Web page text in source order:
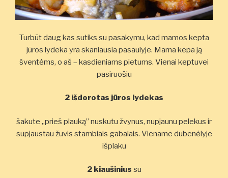
Turbūt daug kas sutiks su pasakymu, kad mamos kepta
jūros lydeka yra skaniausia pasaulyje. Mama kepa ją
šventėms, o aš – kasdieniams pietums. Vienai keptuvei
pasiruošiu
2 išdorotas jūros lydekas
šakute „prieš plauką” nuskutu žvynus, nupjaunu pelekus ir
supjaustau žuvis stambiais gabalais. Viename dubenėlyje
išplaku
2 kiaušinius su